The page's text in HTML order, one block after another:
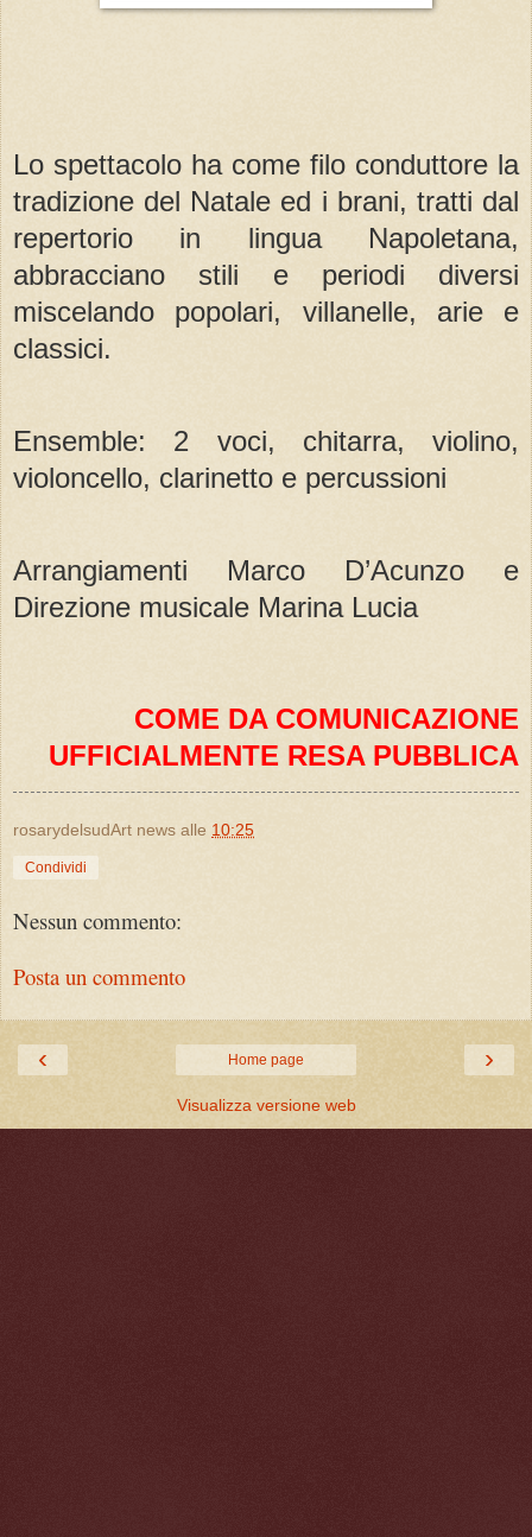
Lo spettacolo ha come filo conduttore la
tradizione del Natale ed i brani, tratti dal
repertorio in lingua Napoletana,
abbracciano stili e periodi diversi
miscelando popolari, villanelle, arie e
classici.
Ensemble: 2 voci, chitarra, violino,
violoncello, clarinetto e percussioni
Arrangiamenti Marco D’Acunzo e
Direzione musicale Marina Lucia
COME DA COMUNICAZIONE
UFFICIALMENTE RESA PUBBLICA
rosarydelsudArt news alle 10:25
Condividi
Nessun commento:
Posta un commento
‹ ›
Home page
Visualizza versione web